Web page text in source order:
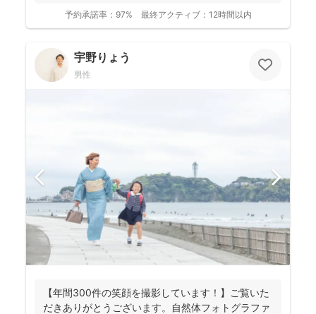
予約承諾率： 97% 最終アクティブ： 12時間以内
宇野りょう
男性
【年間300件の笑顔を撮影しています！】ご覧いた
だきありがとうございます。自然体フォトグラファ